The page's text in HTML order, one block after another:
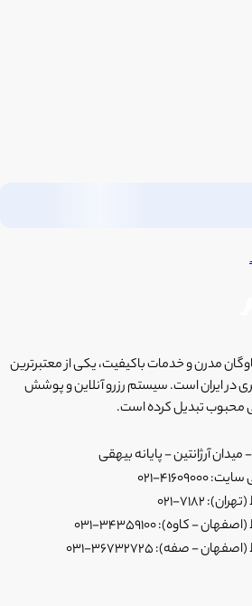
مدرن و خدمات باکیفیت، یکی از معتبرترین
در ایران است. سیستم رزرو آنلاین و پوشش
محبوب تبدیل کرده است.
آرژانتین - پایانه بیهقی
021
7182-021
- کاوه): 34359100-031
- صفه): 36732725-031